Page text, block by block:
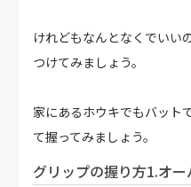
けれどもなんとなくでいい
つけてみましょう。
家にあるホウキでもバット
て握ってみましょう。
グリップの握り方1.オ